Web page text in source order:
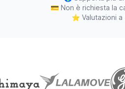
💳 Non è richiesta la
⭐ Valutazioni a